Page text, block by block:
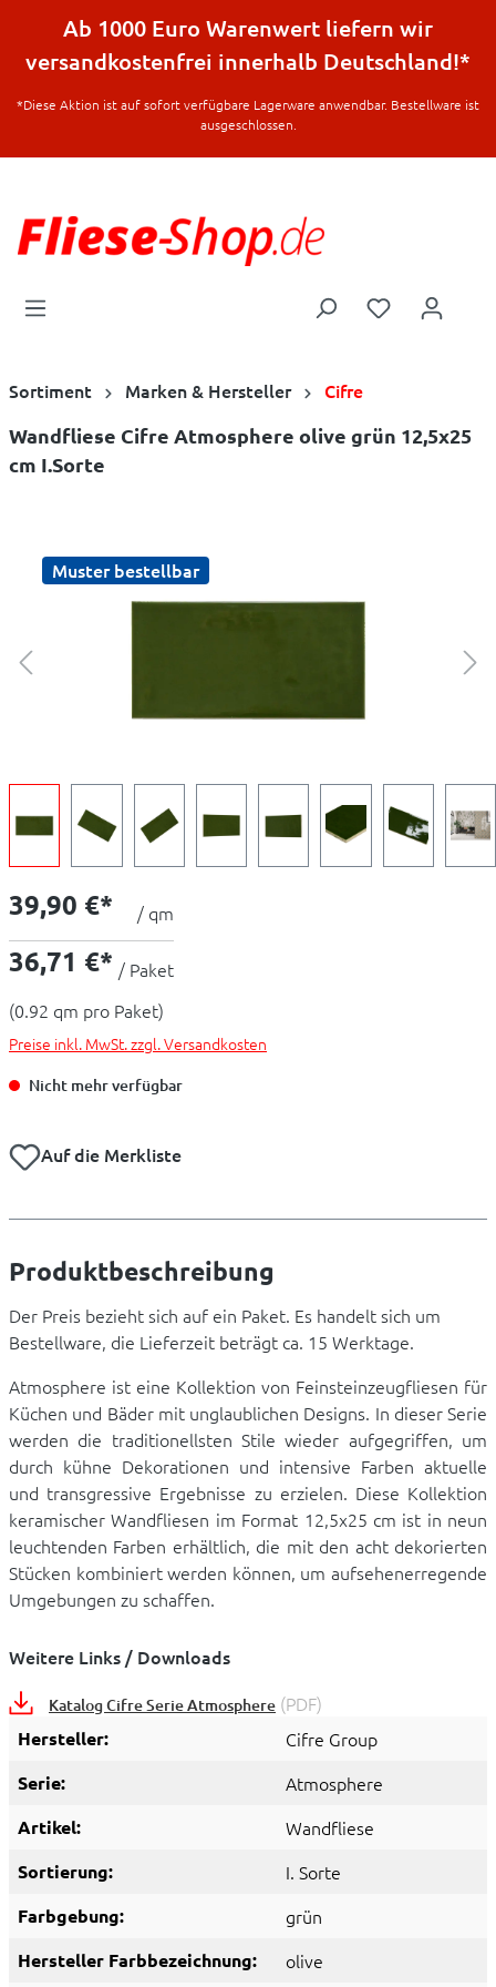
springen
Ab 1000 Euro Warenwert liefern wir
versandkostenfrei innerhalb Deutschland!*
*Diese Aktion ist auf sofort verfügbare Lagerware anwendbar. Bestellware ist
ausgeschlossen.
Sortiment Marken & Hersteller Cifre
Wandfliese Cifre Atmosphere olive grün 12,5x25
cm I.Sorte
Muster bestellbar
39,90 €* / qm
36,71 €* / Paket
(0.92 qm pro Paket)
Preise inkl. MwSt. zzgl. Versandkosten
Nicht mehr verfügbar
Auf die Merkliste
Produktbeschreibung
Der Preis bezieht sich auf ein Paket. Es handelt sich um
Bestellware, die Lieferzeit beträgt ca. 15 Werktage.
Atmosphere ist eine Kollektion von Feinsteinzeugfliesen für
Küchen und Bäder mit unglaublichen Designs. In dieser Serie
werden die traditionellsten Stile wieder aufgegriffen, um
durch kühne Dekorationen und intensive Farben aktuelle
und transgressive Ergebnisse zu erzielen. Diese Kollektion
keramischer Wandfliesen im Format 12,5x25 cm ist in neun
leuchtenden Farben erhältlich, die mit den acht dekorierten
Stücken kombiniert werden können, um aufsehenerregende
Umgebungen zu schaffen.
Weitere Links / Downloads
Katalog Cifre Serie Atmosphere (PDF)
Hersteller: Cifre Group
Serie: Atmosphere
Artikel: Wandfliese
Sortierung: I. Sorte
Farbgebung: grün
Hersteller Farbbezeichnung: olive